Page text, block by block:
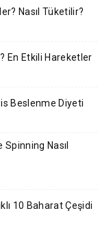
Nasıl Tüketilir?
En Etkili Hareketler
Beslenme Diyeti
Nasıl
10 Baharat Çeşidi